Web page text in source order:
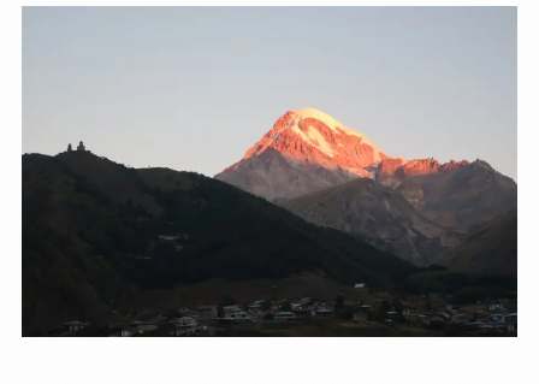
ロシアの偉大な作家プーシキン・ゴーゴリ
ロシアの文豪ツルゲーネフ